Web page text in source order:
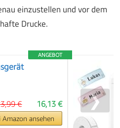
einzustellen und vor dem
Drucke.
ANGEBOT
16,13 €
€
Amazon ansehen
❯